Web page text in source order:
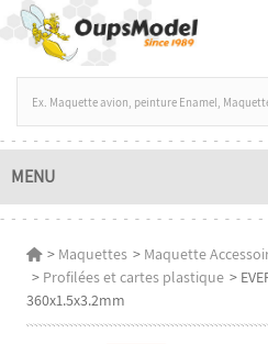
MENU
> Maquettes > Maquette
> Profilées et cartes plastique >
360x1.5x3.2mm